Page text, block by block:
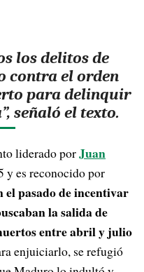
los delitos de
contra el orden
para delinquir
señaló el texto.
liderado porJuan
y es reconocido por
el pasado de incentivar
la salida de
entre abril y julio
enjuiciarlo, se refugió